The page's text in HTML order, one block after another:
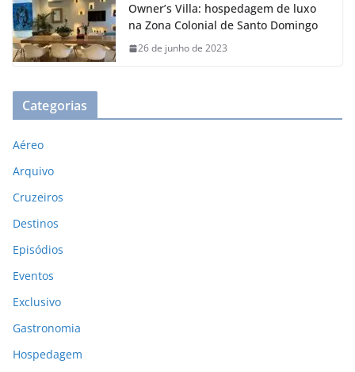
Owner’s Villa: hospedagem de luxo
na Zona Colonial de Santo Domingo
26 de junho de 2023
Categorias
Aéreo
Arquivo
Cruzeiros
Destinos
Episódios
Eventos
Exclusivo
Gastronomia
Hospedagem